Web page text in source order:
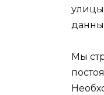
улицы
Мы